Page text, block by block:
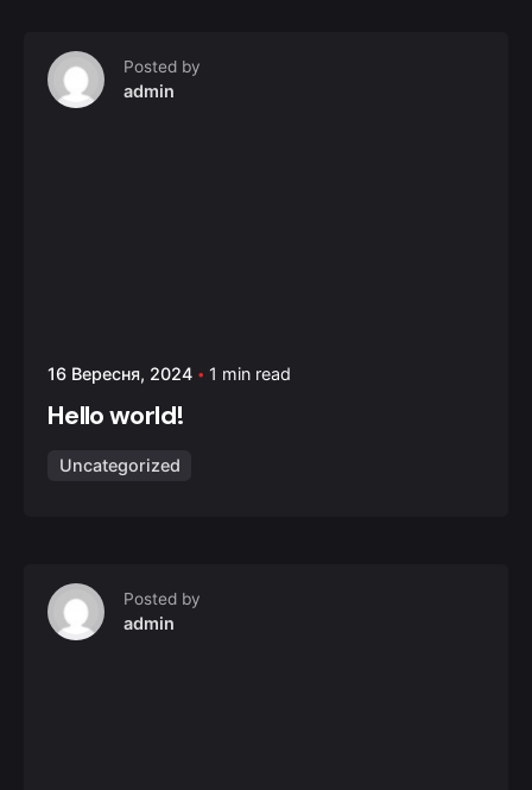
Posted by
admin
16 Вересня, 2024 1 min read
Hello world!
Uncategorized
Posted by
admin